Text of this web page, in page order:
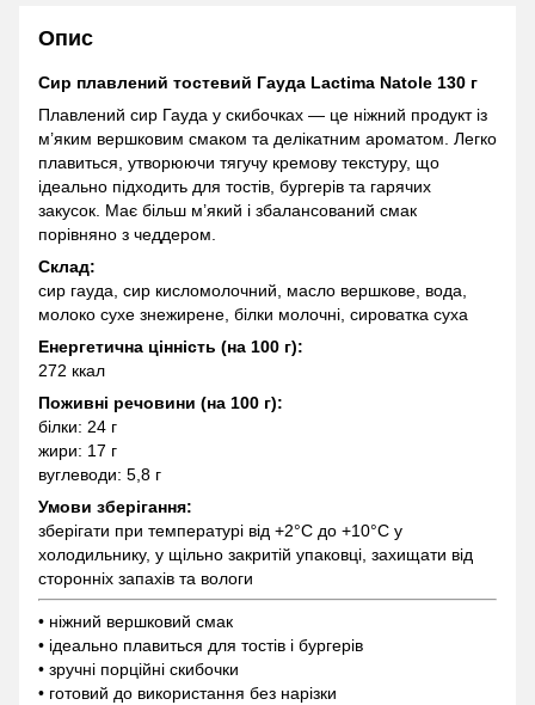
Опис
Сир плавлений тостевий Гауда Lactima Natole 130 г
Плавлений сир Гауда у скибочках — це ніжний продукт із
м’яким вершковим смаком та делікатним ароматом. Легко
плавиться, утворюючи тягучу кремову текстуру, що
ідеально підходить для тостів, бургерів та гарячих
закусок. Має більш м’який і збалансований смак
порівняно з чеддером.
Склад:
сир гауда, сир кисломолочний, масло вершкове, вода,
молоко сухе знежирене, білки молочні, сироватка суха
Енергетична цінність (на 100 г):
272 ккал
Поживні речовини (на 100 г):
білки: 24 г
жири: 17 г
вуглеводи: 5,8 г
Умови зберігання:
зберігати при температурі від +2°C до +10°C у
холодильнику, у щільно закритій упаковці, захищати від
сторонніх запахів та вологи
• ніжний вершковий смак
• ідеально плавиться для тостів і бургерів
• зручні порційні скибочки
• готовий до використання без нарізки